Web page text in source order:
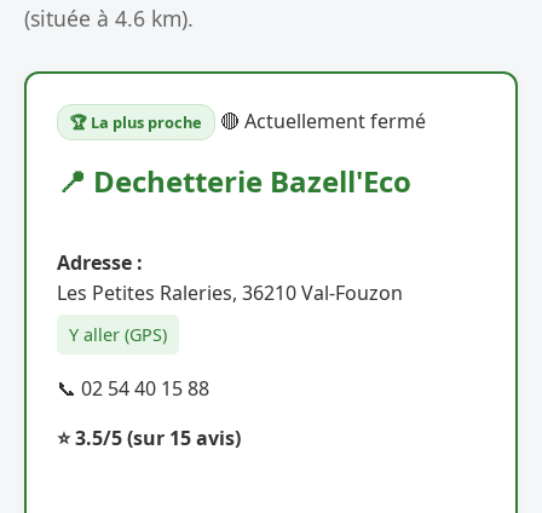
(située à 4.6 km).
🏆 La plus proche 🔴 Actuellement fermé
📍 Dechetterie Bazell'Eco
Adresse :
Les Petites Raleries, 36210 Val-Fouzon
Y aller (GPS)
📞 02 54 40 15 88
⭐ 3.5/5(sur 15 avis)